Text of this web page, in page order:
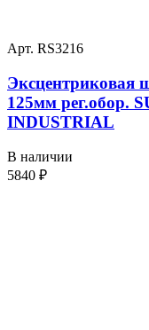
Арт. RS3216
Эксцентриковая
125мм рег.обор.
INDUSTRIAL
В наличии
5840 ₽